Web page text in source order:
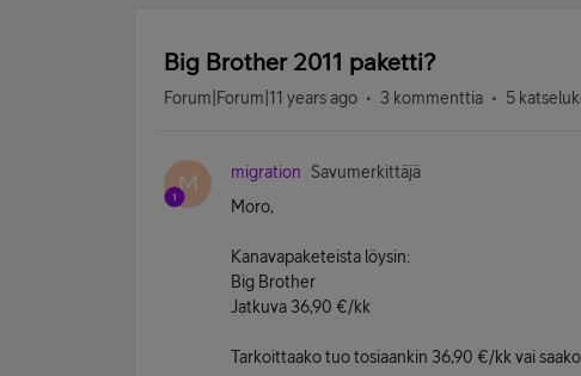
Big Brother 2011 paketti?
Forum|Forum|11 years ago 3 kommenttia 5
M migration
Savumerkittäjä
Moro,
Kanavapaketeista löysin:
Big Brother
Jatkuva 36,90 €/kk
Tarkoittaako tuo tosiaankin 36,90 €/kk vai